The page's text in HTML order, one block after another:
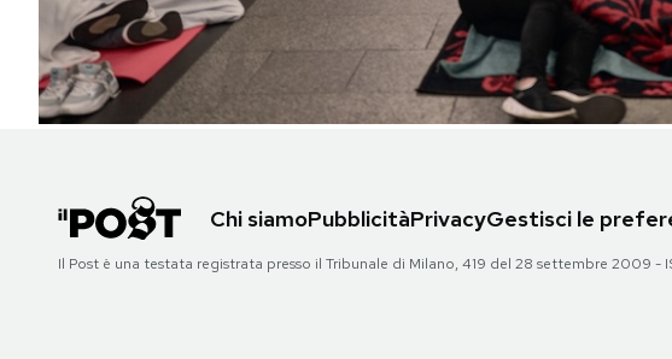
I MIEI PREFERITI
SHOP
AREA PERSONALE
Chi siamoPubblicitàPrivacyGestisci le
Il Post è una testata registrata presso il Tribunale di Milano, 419 del 28 settembre 2009 -